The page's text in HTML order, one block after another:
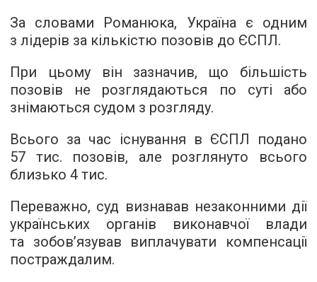
За словами Романюка, Україна є одним
з лідерів за кількістю позовів до ЄСПЛ.
При цьому він зазначив, що більшість
позовів не розглядаються по суті або
знімаються судом з розгляду.
Всього за час існування в ЄСПЛ подано
57 тис. позовів, але розглянуто всього
близько 4 тис.
Переважно, суд визнавав незаконними дії
українських органів виконавчої влади
та зобов’язував виплачувати компенсації
постраждалим.